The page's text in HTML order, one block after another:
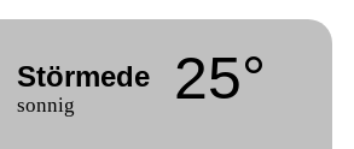
Störmede
sonnig 25°